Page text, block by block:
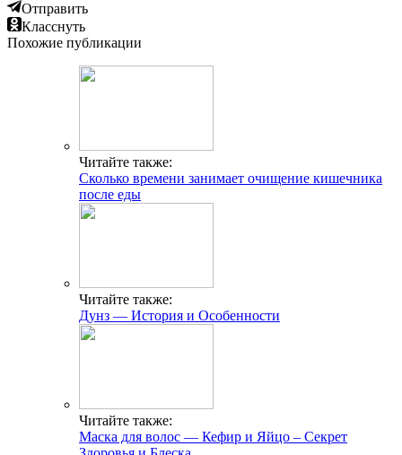
Отправить
Класснуть
Похожие публикации
Читайте также:
Сколько времени занимает очищение кишечника
после еды
Читайте также:
Дунз — История и Особенности
Читайте также:
Маска для волос — Кефир и Яйцо – Секрет